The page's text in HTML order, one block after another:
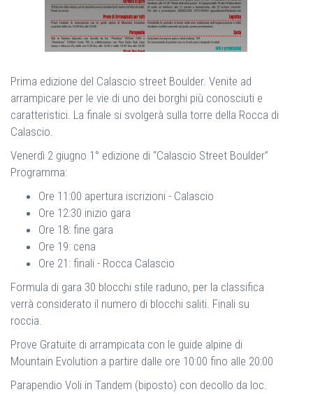
Prima edizione del Calascio street Boulder. Venite ad
arrampicare per le vie di uno dei borghi più conosciuti e
caratteristici. La finale si svolgerà sulla torre della Rocca di
Calascio.
Venerdì 2 giugno 1° edizione di “Calascio Street Boulder”
Programma:
Ore 11:00 apertura iscrizioni - Calascio
Ore 12:30 inizio gara
Ore 18: fine gara
Ore 19: cena
Ore 21: finali - Rocca Calascio
Formula di gara 30 blocchi stile raduno, per la classifica
verrà considerato il numero di blocchi saliti. Finali su
roccia.
Prove Gratuite di arrampicata con le guide alpine di
Mountain Evolution a partire dalle ore 10:00 fino alle 20:00
Parapendio Voli in Tandem (biposto) con decollo da loc.